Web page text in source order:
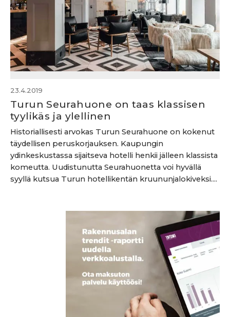
23.4.2019
Turun Seurahuone on taas klassisen
tyylikäs ja ylellinen
Historiallisesti arvokas Turun Seurahuone on kokenut
täydellisen peruskorjauksen. Kaupungin
ydinkeskustassa sijaitseva hotelli henkii jälleen klassista
komeutta. Uudistunutta Seurahuonetta voi hyvällä
syyllä kutsua Turun hotellikentän kruununjalokiveksi....